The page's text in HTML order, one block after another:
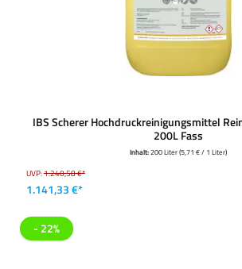
IBS Scherer Hochdruckreinigungsmittel
200L Fass
Inhalt:200 Liter(5,71 € / 1 Liter)
UVP:1.240,58 €*
1.141,33 €*
- 22%